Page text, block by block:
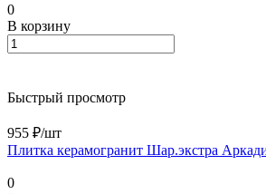
0
В корзину
Быстрый просмотр
955 ₽/шт
Плитка керамогранит Шар.экстра
0